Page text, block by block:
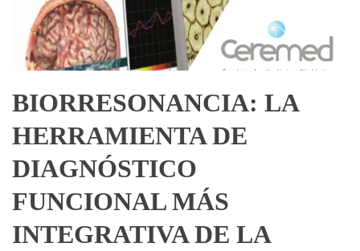
BIORRESONANCIA: LA
HERRAMIENTA DE
DIAGNÓSTICO
FUNCIONAL MÁS
INTEGRATIVA DE LA